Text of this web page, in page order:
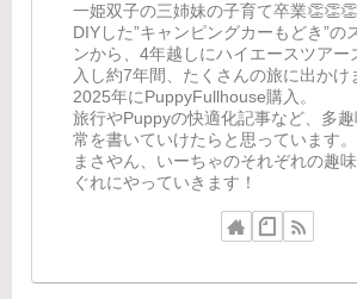
一姫双子の三姉妹の子育て卒業👏👏👏
DIYした”キャンピングカーもどき”の
ンから、4年越しにハイエースツアー
入し約7年間、たくさんの旅に出かけ
2025年にPuppyFullhouse購入。
旅行やPuppyの快適化記事など、多
常を書いていけたらと思っています。
まさやん、いーちゃのそれぞれの趣
ぐれにやっていきます！